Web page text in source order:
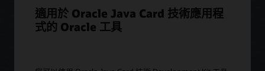
適用於 Oracle Java Card 技術應用程
式的 Oracle 工具